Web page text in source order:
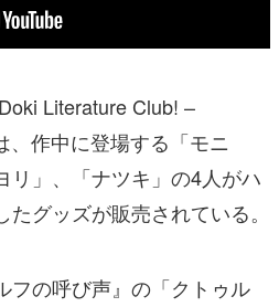
Literature Club! –
、作中に登場する「モニ
リ」、「ナツキ」の4人がハ
グッズが販売されている。
フの呼び声』の「クトゥル